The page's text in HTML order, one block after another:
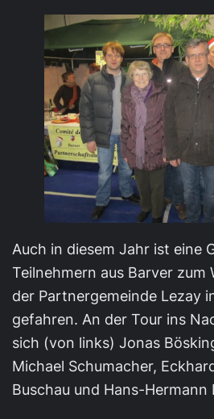
Auch in diesem Jahr ist eine
Teilnehmern aus Barver zum
der Partnergemeinde Lezay
gefahren. An der Tour ins
sich (von links) Jonas
Michael Schumacher,
Buschau und Hans-Hermann